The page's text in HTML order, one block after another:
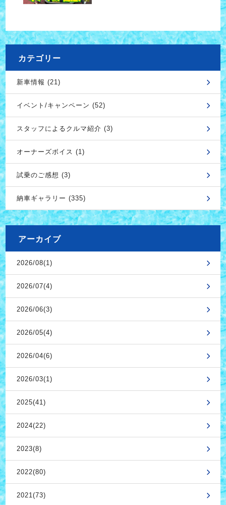
カテゴリー
新車情報 (21)
イベント/キャンペーン (52)
スタッフによるクルマ紹介 (3)
オーナーズボイス (1)
試乗のご感想 (3)
納車ギャラリー (335)
アーカイブ
2026/08(1)
2026/07(4)
2026/06(3)
2026/05(4)
2026/04(6)
2026/03(1)
2025(41)
2024(22)
2023(8)
2022(80)
2021(73)